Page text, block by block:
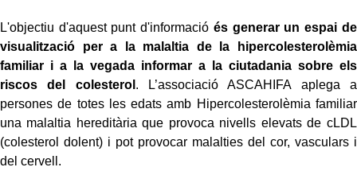
L'objectiu d'aquest punt d'informació és generar un espai de
visualització per a la malaltia de la hipercolesterolèmia
familiar i a la vegada informar a la ciutadania sobre els
riscos del colesterol . L’associació ASCAHIFA aplega a
persones de totes les edats amb Hipercolesterolèmia familiar
una malaltia hereditària que provoca nivells elevats de cLDL
(colesterol dolent) i pot provocar malalties del cor, vasculars i
del cervell.